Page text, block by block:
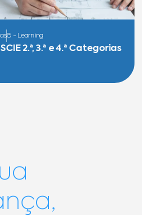
B - Learning
2.ª, 3.ª e 4.ª Categorias